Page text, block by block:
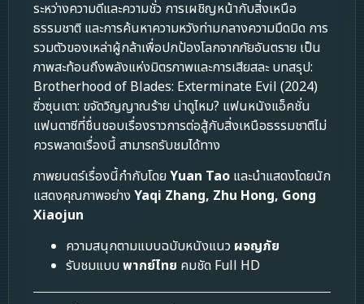
ระหว่างความดีและความชั่ว การเผชิญหน้ากับสิ่งเหนือ
ธรรมชาติ และการค้นหาความหวังท่ามกลางความมืดมิด การ
รวมตัวของเหล่าผู้กล้าเพื่อปกป้องโลกจากภัยอันตราย เป็น
ภาพสะท้อนถึงพลังแห่งมิตรภาพและการเสียสละ บทสรุป:
Brotherhood of Blades: Exterminate Evil (2024)
ซิ่วซุนเตา: ขจัดวิญญาณร้าย น่าดูไหม? แฟนหนังแอ็คชั่น
แฟนตาซีที่ชื่นชอบเรื่องราวการต่อสู้กับสิ่งเหนือธรรมชาติไม่
ควรพลาดเรื่องนี้ สามารถรับชมได้ทาง
ภาพยนตร์เรื่องนี้กำกับโดยYuan Tao และนำแสดงโดยนัก
แสดงคุณภาพอย่าง Yaqi Zhang, Zhu Hong, Gong
Xiaojun
ความสนุกตามแบบฉบับหนังแนว ผจญภัย
รับชมแบบพากย์ไทย คมชัด Full HD